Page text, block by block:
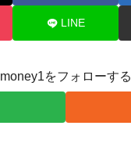
LINE
money1をフォローする